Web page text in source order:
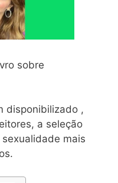
sobre
disponibilizado ,
a seleção
mais